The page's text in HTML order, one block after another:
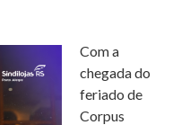
Com a
chegada do
feriado de
Corpus